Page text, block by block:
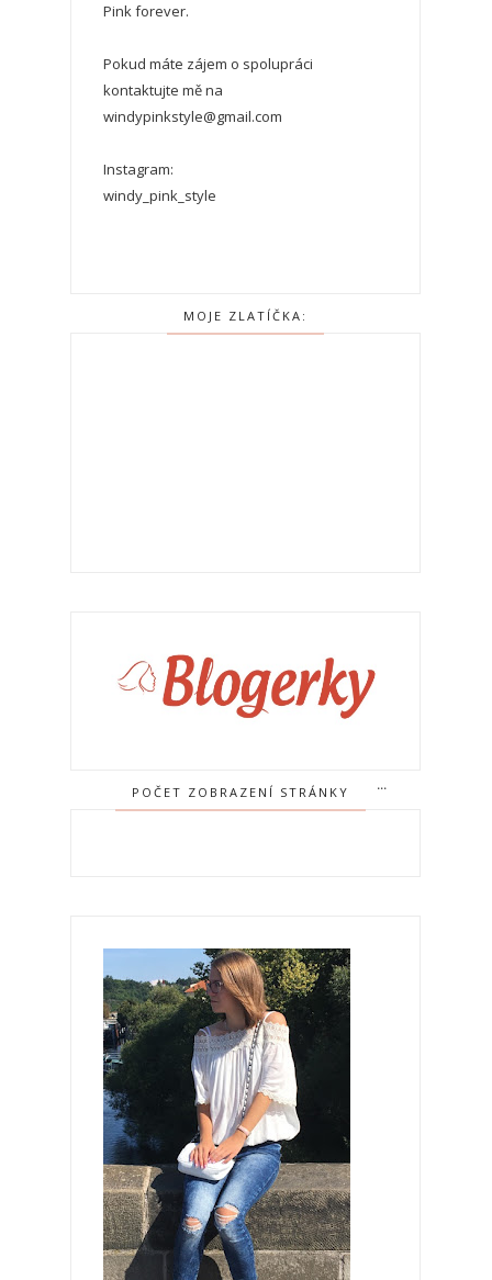
Pink forever.
Pokud máte zájem o spolupráci
kontaktujte mě na
windypinkstyle@gmail.com
Instagram:
windy_pink_style
MOJE ZLATÍČKA:
POČET ZOBRAZENÍ STRÁNKY